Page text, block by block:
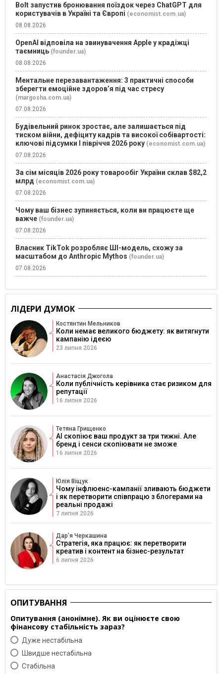
Bolt запустив бронювання поїздок через ChatGPT для
користувачів в Україні та Європі (economist.com.ua)
08.08.2026
OpenAI відповіла на звинувачення Apple у крадіжці
таємниць (founder.ua)
08.08.2026
Ментальне перезавантаження: 3 практичні способи
зберегти емоційне здоров’я під час стресу
(margosha.com.ua)
07.08.2026
Будівельний ринок зростає, але залишається під
тиском війни, дефіциту кадрів та високої собівартості:
ключові підсумки І півріччя 2026 року (economist.com.ua)
07.08.2026
За сім місяців 2026 року товарообіг України склав $82,2
млрд (economist.com.ua)
07.08.2026
Чому ваш бізнес зупиняється, коли ви працюєте ще
важче (founder.ua)
07.08.2026
Власник TikTok розробляє ШІ-модель, схожу за
масштабом до Anthropic Mythos (founder.ua)
07.08.2026
ЛІДЕРИ ДУМОК
Костянтин Мельников
Коли немає великого бюджету: як витягнути
кампанію ідеєю
23 липня 2026
Анастасія Джогола
Коли публічність керівника стає ризиком для
репутації
16 липня 2026
Тетяна Грищенко
AI скопіює ваш продукт за три тижні. Але
бренд і сенси скопіювати не зможе
16 липня 2026
Юлія Віщук
Чому інфлюенс-кампанії зливають бюджети
і як перетворити співпрацю з блогерами на
реальні продажі
7 липня 2026
Дарʼя Черкашина
Стратегія, яка працює: як перетворити
креатив і контент на бізнес-результат
6 липня 2026
ОПИТУВАННЯ
Опитування (анонімне). Як ви оцінюєте свою
фінансову стабільність зараз?
Дуже нестабільна
Швидше нестабільна
Cтабільна